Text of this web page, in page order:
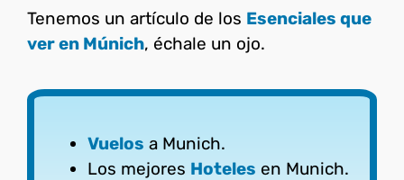
Tenemos un artículo de los Esenciales que
ver en Múnich, échale un ojo.
Vuelos a Munich.
Los mejores Hoteles en Munich.